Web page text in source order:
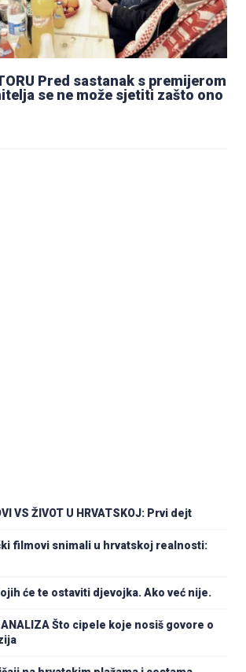
Pred sastanak s premijerom
se ne može sjetiti zašto ono
VS ŽIVOT U HRVATSKOJ: Prvi dejt
filmovi snimali u hrvatskoj realnosti:
će te ostaviti djevojka. Ako već nije.
ANALIZA Što cipele koje nosiš govore o